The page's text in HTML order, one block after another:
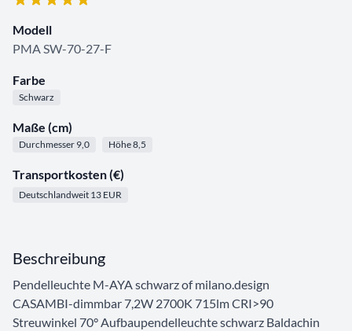
Modell
PMA SW-70-27-F
Farbe
Schwarz
Maße (cm)
Durchmesser 9,0 Höhe 8,5
Transportkosten (€)
Deutschlandweit 13 EUR
Beschreibung
Pendelleuchte M-AYA schwarz of milano.design
CASAMBI-dimmbar 7,2W 2700K 715lm CRI>90
Streuwinkel 70° Aufbaupendelleuchte schwarz Baldachin